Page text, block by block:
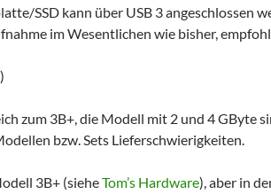
SSD kann über USB 3 angeschlossen
im Wesentlichen wie bisher,
zum 3B+, die Modell mit 2 und 4 GByte
bzw. Sets Lieferschwierigkeiten.
3B+ (sieheTom’s Hardware), aber in